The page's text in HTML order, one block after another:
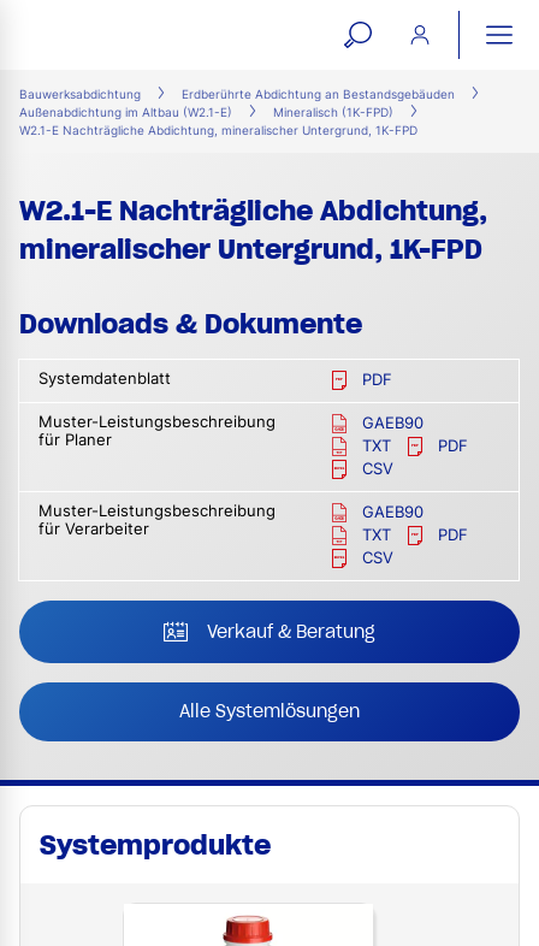
open
search
form
Bauwerksabdichtung
Erdberührte Abdichtung an Bestandsgebäuden
Außenabdichtung im Altbau (W2.1-E)
Mineralisch (1K-FPD)
W2.1-E Nachträgliche Abdichtung, mineralischer Untergrund, 1K-FPD
W2.1-E Nachträgliche Abdichtung,
mineralischer Untergrund, 1K-FPD
Downloads & Dokumente
Systemdatenblatt PDF
Muster-Leistungsbeschreibung
für Planer
GAEB90
TXT
PDF
CSV
Muster-Leistungsbeschreibung
für Verarbeiter
GAEB90
TXT
PDF
CSV
Verkauf & Beratung
Alle Systemlösungen
Systemprodukte